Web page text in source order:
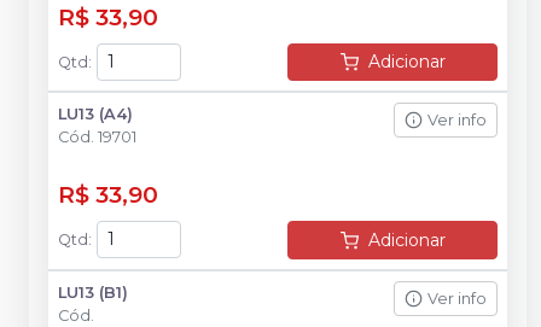
R$ 33,90
Qtd: Adicionar
LU13 (A4)
Cód. 19701
Ver info
R$ 33,90
Qtd : Adicionar
LU13 (B1)
Cód.
Ver info